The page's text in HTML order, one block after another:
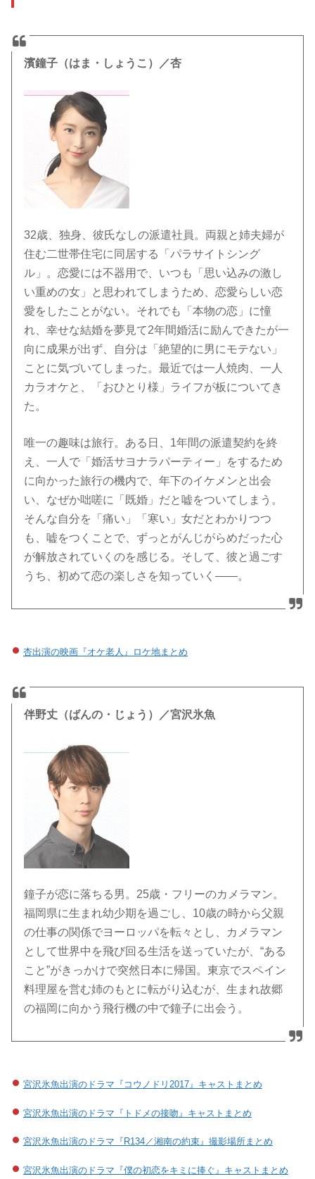
濱鐘子（はま・しょうこ）／杏
32歳、独身、彼氏なしの派遣社員。両親と姉夫婦が
住む二世帯住宅に同居する「パラサイトシング
ル」。恋愛には不器用で、いつも「思い込みの激し
い重めの女」と思われてしまうため、恋愛らしい恋
愛をしたことがない。それでも「本物の恋」に憧
れ、幸せな結婚を夢見て2年間婚活に励んできたが一
向に成果が出ず、自分は「絶望的に男にモテない」
ことに気づいてしまった。最近では一人焼肉、一人
カラオケと、「おひとり様」ライフが板についてき
た。
唯一の趣味は旅行。ある日、1年間の派遣契約を終
え、一人で「婚活サヨナラパーティー」をするため
に向かった旅行の機内で、年下のイケメンと出会
い、なぜか咄嗟に「既婚」だと嘘をついてしまう。
そんな自分を「痛い」「寒い」女だとわかりつつ
も、嘘をつくことで、ずっとがんじがらめだった心
が解放されていくのを感じる。そして、彼と過ごす
うち、初めて恋の楽しさを知っていく――。
杏出演の映画『オケ老人』ロケ地まとめ
伴野丈（ばんの・じょう）／宮沢氷魚
鐘子が恋に落ちる男。25歳・フリーのカメラマン。
福岡県に生まれ幼少期を過ごし、10歳の時から父親
の仕事の関係でヨーロッパを転々とし、カメラマン
として世界中を飛び回る生活を送っていたが、“ある
こと”がきっかけで突然日本に帰国。東京でスペイン
料理屋を営む姉のもとに転がり込むが、生まれ故郷
の福岡に向かう飛行機の中で鐘子に出会う。
宮沢氷魚出演のドラマ『コウノドリ2017』キャストまとめ
宮沢氷魚出演のドラマ『トドメの接吻』キャストまとめ
宮沢氷魚出演のドラマ『R134／湘南の約束』撮影場所まとめ
宮沢氷魚出演のドラマ『僕の初恋をキミに捧ぐ』キャストまとめ